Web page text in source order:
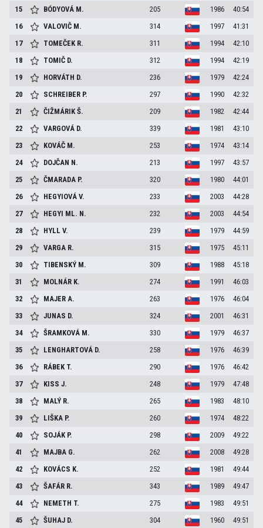
15
BÓDYOVÁ M. 205 1986
40:54
16
VALOVIČ M. 314 1997
41:31
17
TOMEČEK R. 311 1994
42:10
18
TOMIČ D. 312 1994
42:19
19
HORVÁTH D. 236 1979
42:24
20
SCHREIBER P. 297 1990
42:32
21
ČIŽMÁRIKŠ. 209 1982
42:44
22
VARGOVÁ D. 339 1981
43:10
23
KOVÁČ M. 253 1974
43:14
24
DOJČAN N. 213 1997
43:57
25
ČMARADA P. 320 1980
44:01
26
HEGYIOVÁV. 233 2003
44:28
27
HEGYI ML. N. 232 2003
44:54
28
HYLLV. 239 1979
44:59
29
VARGA R. 315 1975
45:11
30
TIBENSKÝ M. 309 1988
45:18
31
MOLNÁR K. 274 1991
46:03
32
MAJERA. 263 1976
46:04
33
JUNAS D. 324 2001
46:31
34
ŠRAMKOVÁ M. 330 1979
46:37
35
LENGHARTOVÁ D. 258 1976
46:39
36
RÁBEK T. 290 1976
46:42
37
KISSJ. 248 1979
47:48
38
MALÝ R. 265 1983
48:10
39
LIŠKA P. 260 1974
48:22
40
SOJÁK P. 298 2009
49:22
41
MAJBA G. 262 2008
49:28
42
KOVÁCS K. 252 1981
49:44
43
ŠAFÁR R. 343 1989
49:47
44
NEMETH T. 275 1983
49:51
45
ŠUHAJ D. 304 1960 49:51